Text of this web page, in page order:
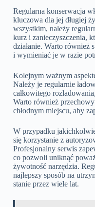
Regularna konserwacja
kluczowa dla jej długiej
wszystkim, należy
kurz i zanieczyszczenia,
działanie. Warto również
i wymieniać je w razie
Kolejnym ważnym
Należy je regularnie
całkowitego
Warto również
chłodnym miejscu, aby
W przypadku
się korzystanie z
Profesjonalny serwis
co pozwoli uniknąć
żywotność narzędzia.
najlepszy sposób na
stanie przez wiele lat.